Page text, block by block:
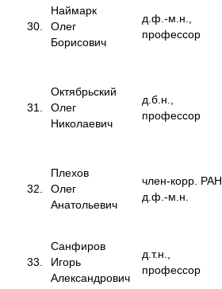
30.
Наймарк
Олег
Борисович
д.ф.-м.н.,
профессор
31.
Октябрьский
Олег
Николаевич
д.б.н.,
профессор
32.
Плехов
Олег
Анатольевич
член-корр. РАН,
д.ф.-м.н.
33.
Санфиров
Игорь
Александрович
д.т.н.,
профессор